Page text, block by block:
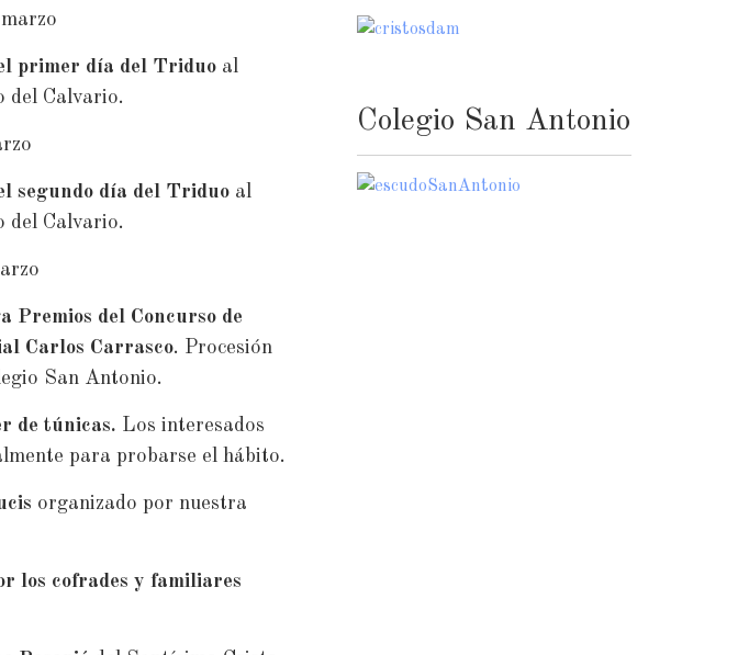
primer día del Triduo al
del Calvario.
segundo día del Triduo al
del Calvario.
Premios del Concurso de
Carlos Carrasco. Procesión
San Antonio.
de túnicas. Los interesados
para probarse el hábito.
organizado por nuestra
los cofrades y familiares
Colegio San Antonio